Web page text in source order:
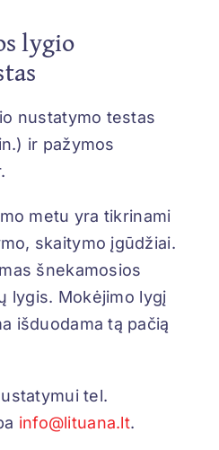
lygio
nustatymo testas
ir pažymos
metu yra tikrinami
skaitymo įgūdžiai.
šnekamosios
lygis. Mokėjimo lygį
išduodama tą pačią
tel.
info@lituana.lt.